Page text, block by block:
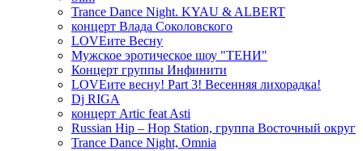
Trance Dance Night. KYAU & ALBERT
концерт Влада Соколовского
LOVEите Весну
Мужское эротическое шоу "ТЕНИ"
Концерт группы Инфинити
LOVEите весну! Part 3! Весенняя лихорадка!
Dj RIGA
концерт Artic feat Asti
Russian Hip – Hop Station, группа Восточный округ
Trance Dance Night, Omnia